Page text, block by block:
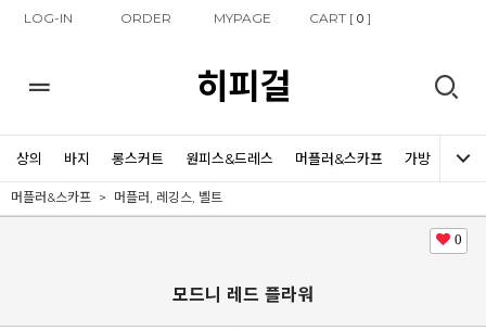
LOG-IN ORDER MYPAGE CART [0 ]
히피걸
상의 바지 롱스커트 원피스&드레스 머플러&스카프 가방 신발
머플러&스카프 머플러, 레깅스, 벨트
0
모드니 레드 플라워